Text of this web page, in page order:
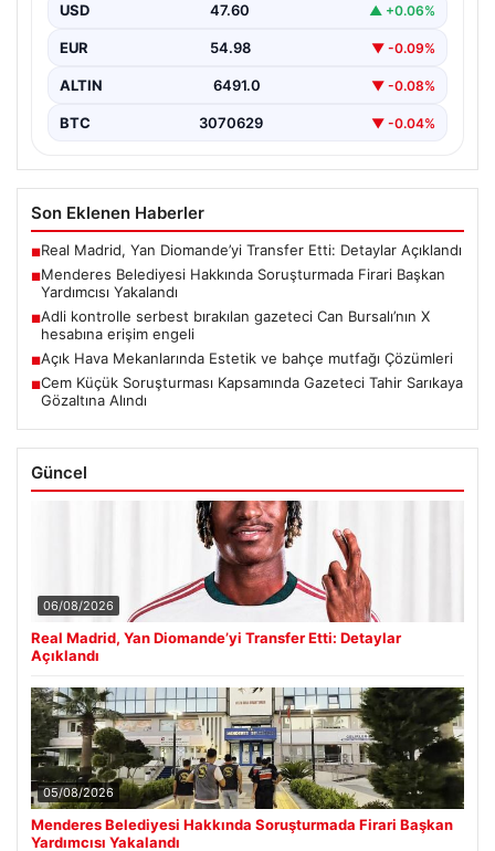
İzmir'de Menderes Belediyesi'ne yönelik
olarak aranan Belediye Başkan Yardımcısı…
USD 47.60 ▲ +0.06%
EUR 54.98 ▼ -0.09%
ALTIN 6491.0 ▼ -0.08%
BTC 3070629 ▼ -0.04%
Son Eklenen Haberler
■Real Madrid, Yan Diomande’yi Transfer Etti: Detaylar Açıklandı
■Menderes Belediyesi Hakkında Soruşturmada Firari Başkan
Yardımcısı Yakalandı
■Adli kontrolle serbest bırakılan gazeteci Can Bursalı’nın X
hesabına erişim engeli
■Açık Hava Mekanlarında Estetik ve bahçe mutfağı Çözümleri
■Cem Küçük Soruşturması Kapsamında Gazeteci Tahir Sarıkaya
Gözaltına Alındı
Güncel
06/08/2026
Real Madrid, Yan Diomande’yi Transfer Etti: Detaylar
Açıklandı
05/08/2026
Menderes Belediyesi Hakkında Soruşturmada Firari Başkan
Yardımcısı Yakalandı